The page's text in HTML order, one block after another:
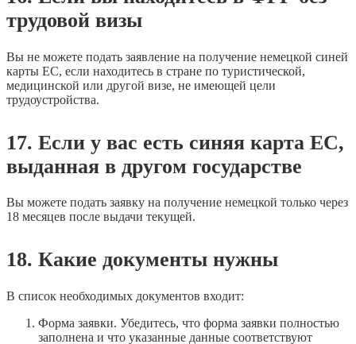
трудовой визы
Вы не можете подать заявление на получение немецкой синей
карты ЕС, если находитесь в стране по туристической,
медицинской или другой визе, не имеющей цели
трудоустройства.
17. Если у вас есть синяя карта ЕС,
выданная в другом государстве
Вы можете подать заявку на получение немецкой только через
18 месяцев после выдачи текущей.
18. Какие документы нужны
В список необходимых документов входит:
Форма заявки. Убедитесь, что форма заявки полностью
заполнена и что указанные данные соответствуют